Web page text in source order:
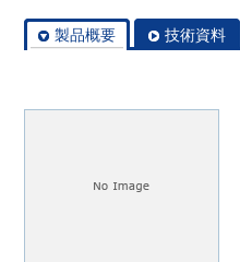
製品概要 技術資料